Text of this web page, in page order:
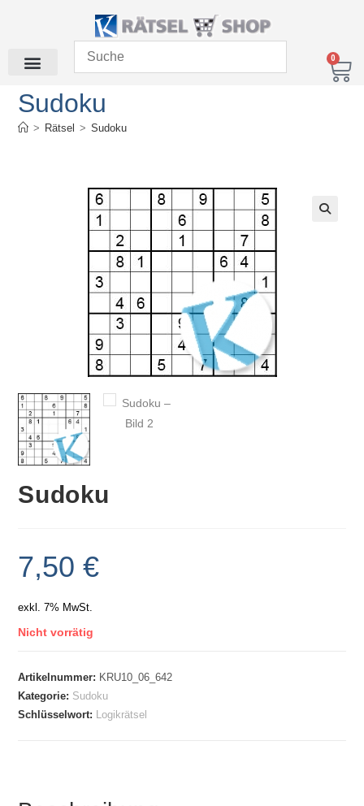
0
Sudoku
> Rätsel > Sudoku
Sudoku
7,50€
exkl. 7% MwSt.
Nicht vorrätig
Artikelnummer: KRU10_06_642
Kategorie: Sudoku
Schlüsselwort:
Logikrätsel